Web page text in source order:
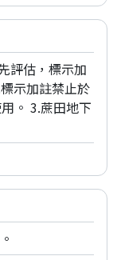
評估，標示加
示加註禁止於
。 3.蔗田地下